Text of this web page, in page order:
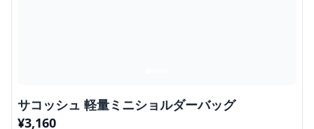
サコッシュ 軽量ミニショルダーバッグ
¥3,160